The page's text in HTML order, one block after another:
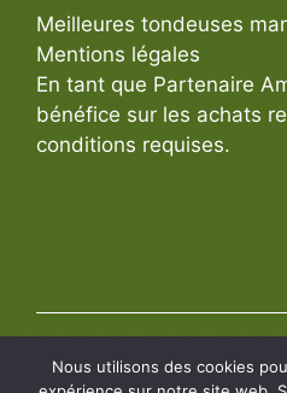
Meilleures tondeuses
Mentions légales
En tant que Partenaire
bénéfice sur les achats
conditions requises.
Nous utilisons des cookies